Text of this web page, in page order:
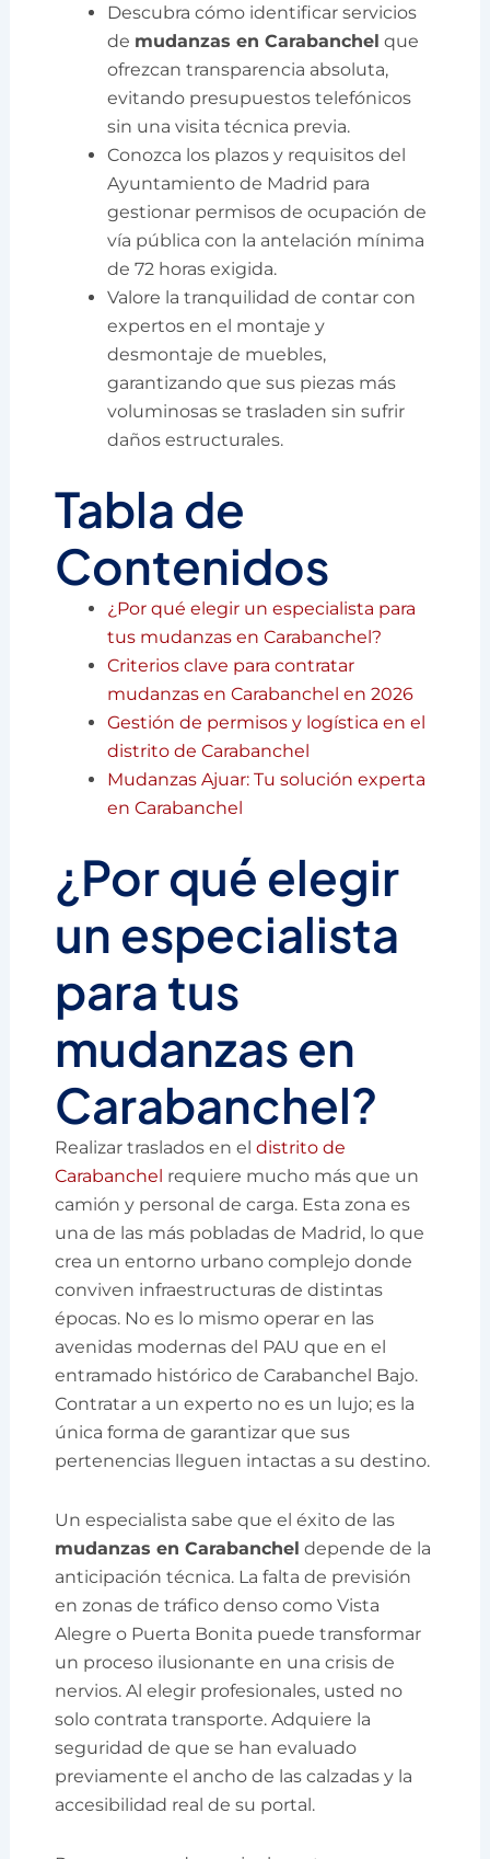
Descubra cómo identificar servicios
de mudanzas en Carabanchel que
ofrezcan transparencia absoluta,
evitando presupuestos telefónicos
sin una visita técnica previa.
Conozca los plazos y requisitos del
Ayuntamiento de Madrid para
gestionar permisos de ocupación de
vía pública con la antelación mínima
de 72 horas exigida.
Valore la tranquilidad de contar con
expertos en el montaje y
desmontaje de muebles,
garantizando que sus piezas más
voluminosas se trasladen sin sufrir
daños estructurales.
Tabla de
Contenidos
¿Por qué elegir un especialista para
tus mudanzas en Carabanchel?
Criterios clave para contratar
mudanzas en Carabanchel en 2026
Gestión de permisos y logística en el
distrito de Carabanchel
Mudanzas Ajuar: Tu solución experta
en Carabanchel
¿Por qué elegir
un especialista
para tus
mudanzas en
Carabanchel?
Realizar traslados en eldistrito de
Carabanchel requiere mucho más que un
camión y personal de carga. Esta zona es
una de las más pobladas de Madrid, lo que
crea un entorno urbano complejo donde
conviven infraestructuras de distintas
épocas. No es lo mismo operar en las
avenidas modernas del PAU que en el
entramado histórico de Carabanchel Bajo.
Contratar a un experto no es un lujo; es la
única forma de garantizar que sus
pertenencias lleguen intactas a su destino.
Un especialista sabe que el éxito de las
mudanzas en Carabanchel depende de la
anticipación técnica. La falta de previsión
en zonas de tráfico denso como Vista
Alegre o Puerta Bonita puede transformar
un proceso ilusionante en una crisis de
nervios. Al elegir profesionales, usted no
solo contrata transporte. Adquiere la
seguridad de que se han evaluado
previamente el ancho de las calzadas y la
accesibilidad real de su portal.